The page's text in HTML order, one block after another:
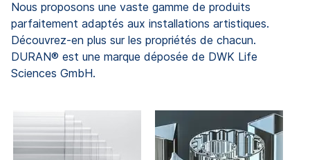
Nous proposons une vaste gamme de produits
parfaitement adaptés aux installations artistiques.
Découvrez-en plus sur les propriétés de chacun.
DURAN® est une marque déposée de DWK Life
Sciences GmbH.